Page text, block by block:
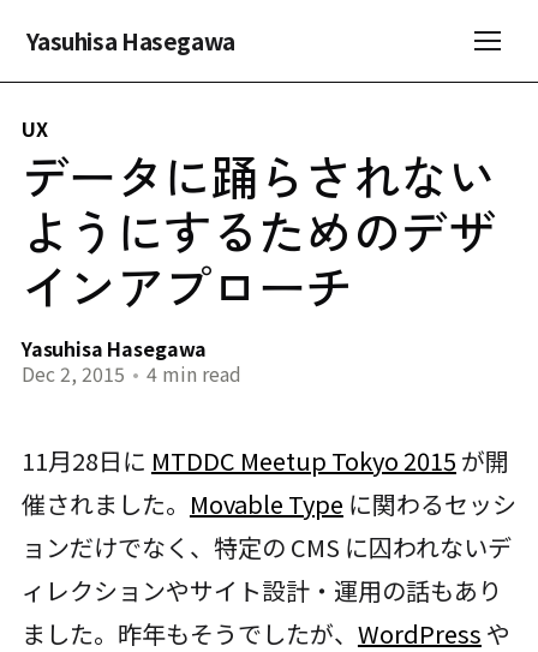
Yasuhisa Hasegawa
UX
データに踊らされない
ようにするためのデザ
インアプローチ
Yasuhisa Hasegawa
Dec 2, 2015 • 4 min read
11月28日に MTDDC Meetup Tokyo 2015 が開
催されました。 Movable Type に関わるセッシ
ョンだけでなく、特定の CMS に囚われないデ
ィレクションやサイト設計・運用の話もあり
ました。昨年もそうでしたが、 WordPress や